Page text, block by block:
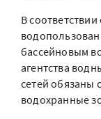
В
бассейновым
агентства
сетей обязаны
водохранные